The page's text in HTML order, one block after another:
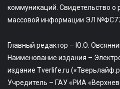
коммуникаций. Свидетельство о
массовой информации ЭЛ
Главный редактор – Ю.О.
Наименование издания –
издание Tverlife.ru
Учредитель – ГАУ «РИА